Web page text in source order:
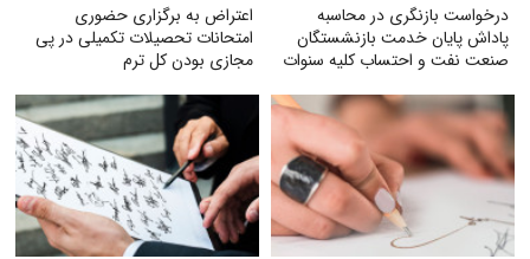
درخواست بازنگری در محاسبه
پاداش پایان خدمت بازنشستگان
صنعت نفت و احتساب کلیه سنوات
اعتراض به برگزاری حضوری
امتحانات تحصیلات تکمیلی در پی
مجازی بودن کل ترم